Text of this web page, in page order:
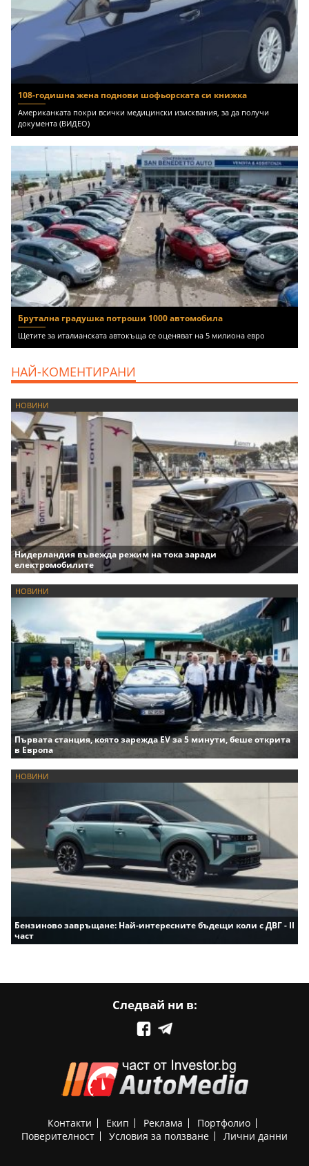
108-годишна жена поднови шофьорската си книжка
Американката покри всички медицински изисквания, за да получи
документа (ВИДЕО)
Брутална градушка потроши 1000 автомобила
Щетите за италианската автокъща се оценяват на 5 милиона евро
НАЙ-КОМЕНТИРАНИ
НОВИНИ
Нидерландия въвежда режим на тока заради
електромобилите
НОВИНИ
Първата станция, която зарежда EV за 5 минути, беше открита
в Европа
НОВИНИ
Бензиново завръщане: Най-интересните бъдещи коли с ДВГ - II
част
Следвай ни в:
Контакти Екип Реклама
Портфолио
Поверителност
Условия за ползване Лични данни